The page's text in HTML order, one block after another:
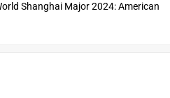
Shanghai Major 2024: American